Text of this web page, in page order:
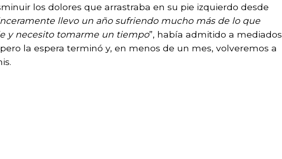
los dolores que arrastraba en su pie izquierdo desde
llevo un año sufriendo mucho más de lo que
y necesito tomarme un tiempo”, había admitido a mediados
la espera terminó y, en menos de un mes, volveremos a